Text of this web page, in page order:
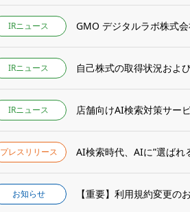
IRニュース GMO デジタルラボ株式
IRニュース 自己株式の取得状況およ
IRニュース 店舗向けAI検索対策サー
プレスリリース AI検索時代、AIに”選ば
お知らせ 【重要】利用規約変更の